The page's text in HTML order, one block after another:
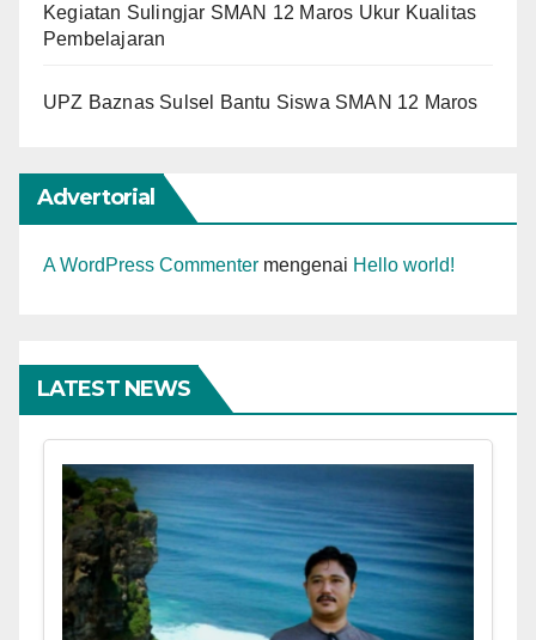
Kegiatan Sulingjar SMAN 12 Maros Ukur Kualitas
Pembelajaran
UPZ Baznas Sulsel Bantu Siswa SMAN 12 Maros
Advertorial
A WordPress Commenter mengenai Hello world!
LATEST NEWS